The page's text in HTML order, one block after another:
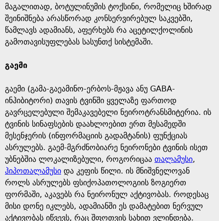
მაგალითად, ბოტულინუმის ტოქსინი, რომელიც ხშირად
შეინიშნება არასწორად კონსერვირებულ საკვებში,
წამლავს ადამიანს, აფერხებს რა აცეტილქოლინის
გამოთავისუფლებას სასუნთქ სისტემაში.
გაემი
გაემი (გამა-გაეამინო-ერბოს-მჟავა ანუ GABA-
ინჰიბიტორი) თავის ტვინში ყველაზე ფართოდ
გავრცელებული შემაკავებელი ნეიროტრანსმიტერია. ის
ტვინის სინაფსების დაახლოებით ერთ მესამედში
მესენჯერის (ინფორმაციის გადამტანის) ფუნქციას
ასრულებს. გაემ-მგრძნობიარე ნეირონები ტვინის ისეთ
უბნებშია ლოკალიზებული, როგორიცაა თალამუსი,
ჰიპოთალამუსი და კეფის წილი. ის მნიშვნელოვან
როლს ასრულებს ფსიქოპათოლოგიის ზოგიერთ
ფორმაში, აკავებს რა ნეირონულ აქტივობას. როდესაც
მისი დონე იკლებს, ადამიანში ეს დამატებით ნერვულ
აქტივობას იწვევს, რაც შფოთვის სახით ვლინდება.